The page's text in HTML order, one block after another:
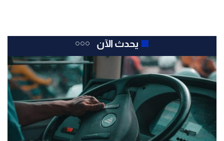
يحدث الآن